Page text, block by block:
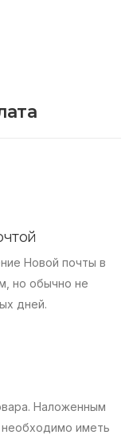
Новой почты в
но обычно не
дней.
Наложенным
иметь